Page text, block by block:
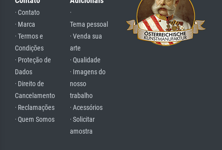
· Contato
· Marca
· Termos e
Condições
· Proteção de
Dados
· Direito de
Cancelamento
· Reclamações
· Quem Somos
·
Tema pessoal
· Venda sua
arte
· Qualidade
· Imagens do
nosso
trabalho
· Acessórios
· Solicitar
amostra